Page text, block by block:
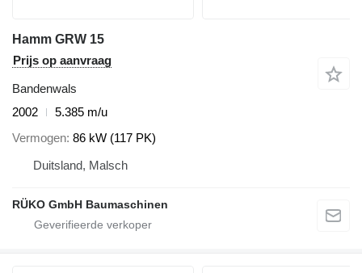
Hamm GRW 15
Prijs op aanvraag
Bandenwals
2002
5.385 m/u
Vermogen 86 kW (117 PK)
Duitsland, Malsch
RÜKO GmbH Baumaschinen